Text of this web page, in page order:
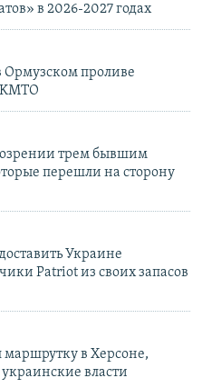
в 2026-2027 годах
Ормузском проливе
трем бывшим
перешли на сторону
Украине
Patriot из своих запасов
маршрутку в Херсоне,
власти